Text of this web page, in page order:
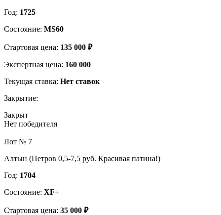
Год: 1725
Состояние: MS60
Стартовая цена: 135 000 ₽
Экспертная цена: 160 000
Текущая ставка: Нет ставок
Закрытие:
Закрыт
Нет победителя
Лот № 7
Алтын (Петров 0,5-7,5 руб. Красивая патина!)
Год: 1704
Состояние: XF+
Стартовая цена: 35 000 ₽